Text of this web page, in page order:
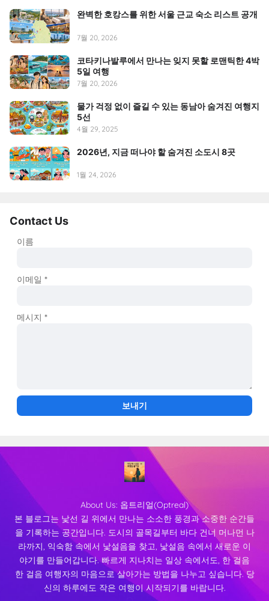
완벽한 호캉스를 위한 서울 근교 숙소 리스트 공개
7월 20, 2026
코타키나발루에서 만나는 잊지 못할 로맨틱한 4박
5일 여행
7월 20, 2026
물가 걱정 없이 즐길 수 있는 동남아 숨겨진 여행지
5선
4월 29, 2025
2026년, 지금 떠나야 할 숨겨진 소도시 8곳
1월 24, 2026
Contact Us
이름
이메일*
메시지*
About Us: 옵트리얼(Optreal)
본 블로그는 낯선 길 위에서 만나는 소소한 풍경과 소중한 순간들
을 기록하는 공간입니다. 도시의 골목길부터 바다 건너 머나먼 나
라까지, 익숙함 속에서 낯설음을 찾고, 낯설음 속에서 새로운 이
야기를 만들어갑니다. 빠르게 지나치는 일상 속에서도, 한 걸음
한 걸음 여행자의 마음으로 살아가는 방법을 나누고 싶습니다. 당
신의 하루에도 작은 여행이 시작되기를 바랍니다.